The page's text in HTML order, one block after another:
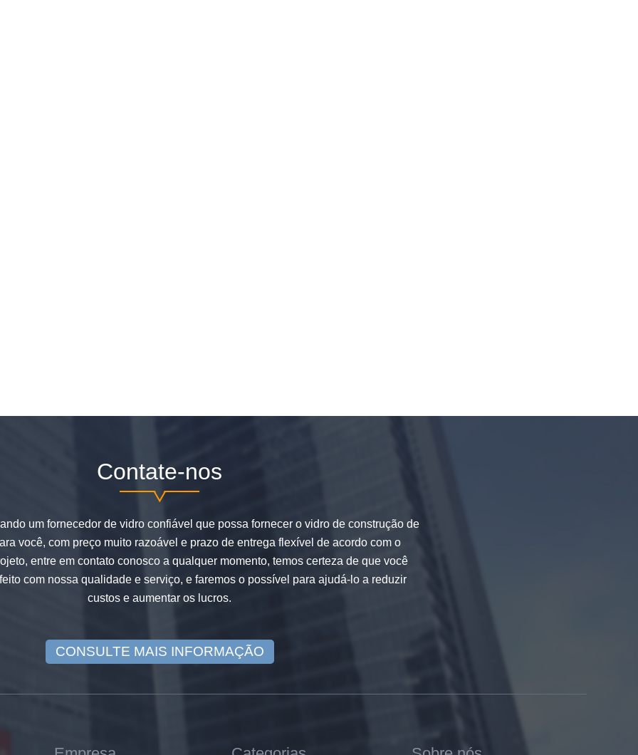
Contate-nos
um fornecedor de vidro confiável que possa fornecer o vidro de construção de
você, com preço muito razoável e prazo de entrega flexível de acordo com o
entre em contato conosco a qualquer momento, temos certeza de que você
com nossa qualidade e serviço, e faremos o possível para ajudá-lo a reduzir
custos e aumentar os lucros.
CONSULTE MAIS INFORMAÇÃO